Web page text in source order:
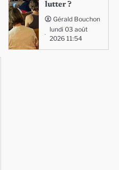
lutter ?
Gérald Bouchon
lundi 03 août
2026 11:54